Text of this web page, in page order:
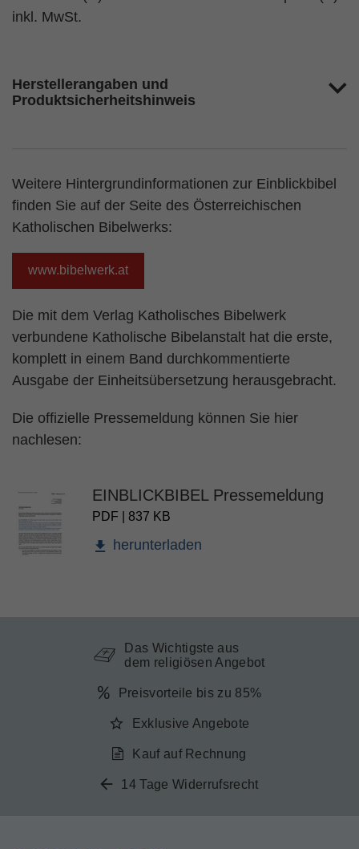
inkl. MwSt.
Herstellerangaben und
Produktsicherheitshinweis
Weitere Hintergrundinformationen zur Einblickbibel
finden Sie auf der Seite des Österreichischen
Katholischen Bibelwerks:
www.bibelwerk.at
Die mit dem Verlag Katholisches Bibelwerk
verbundene Katholische Bibelanstalt hat die erste,
komplett in einem Band durchkommentierte
Ausgabe der Einheitsübersetzung herausgebracht.
Die offizielle Pressemeldung können Sie hier
nachlesen:
EINBLICKBIBEL Pressemeldung
PDF | 837 KB
herunterladen
Das Wichtigste aus
dem religiösen Angebot
Preisvorteile bis zu 85%
Exklusive Angebote
Kauf auf Rechnung
14 Tage Widerrufsrecht